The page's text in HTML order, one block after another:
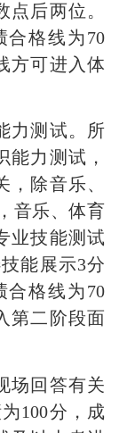
后两位。
合格线为70
方可进入体
力测试。所
能力测试，
， 除音乐、
，音乐、体育
业技能测试
能展示3分
合格线为70
第二阶段面
场回答有关
100分，成